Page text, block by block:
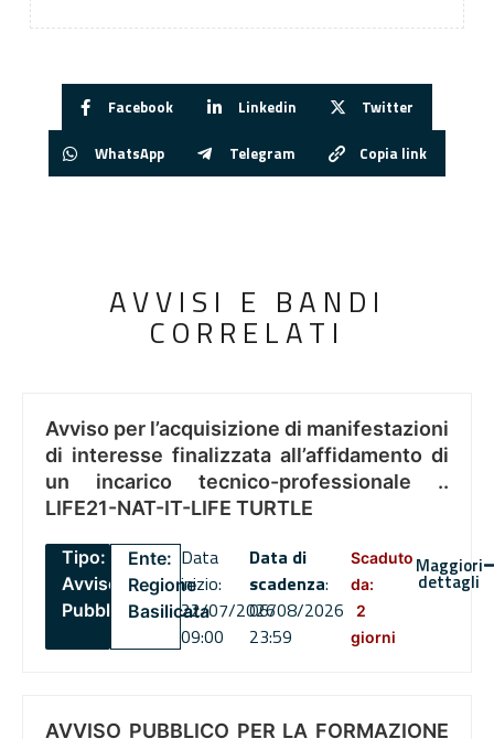
Facebook Linkedin Twitter
WhatsApp Telegram Copia link
AVVISI E BANDI
CORRELATI
Avviso per l’acquisizione di manifestazioni
di interesse finalizzata all’affidamento di
un incarico tecnico-professionale ..
LIFE21-NAT-IT-LIFE TURTLE
Tipo:
Avviso
Pubblico
Ente:
Regione
Basilicata
Data
inizio:
22/07/2026
09:00
Data di
scadenza:
06/08/2026
23:59
Scaduto
da:
2
giorni
Maggiori
dettagli
AVVISO PUBBLICO PER LA FORMAZIONE